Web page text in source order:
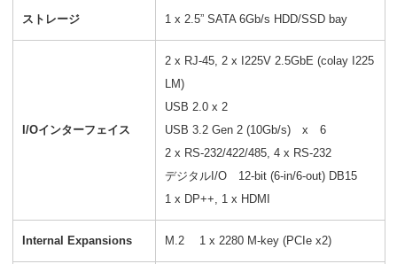
ストレージ 1 x 2.5” SATA 6Gb/s HDD/SSD bay
I/Oインターフェイス
2 x RJ-45, 2 x I225V 2.5GbE (colay I225
LM)
USB 2.0 x 2
USB 3.2 Gen 2 (10Gb/s) x 6
2 x RS-232/422/485, 4 x RS-232
デジタルI/O 12-bit (6-in/6-out) DB15
1 x DP++, 1 x HDMI
Internal Expansions M.2 1 x 2280 M-key (PCIe x2)